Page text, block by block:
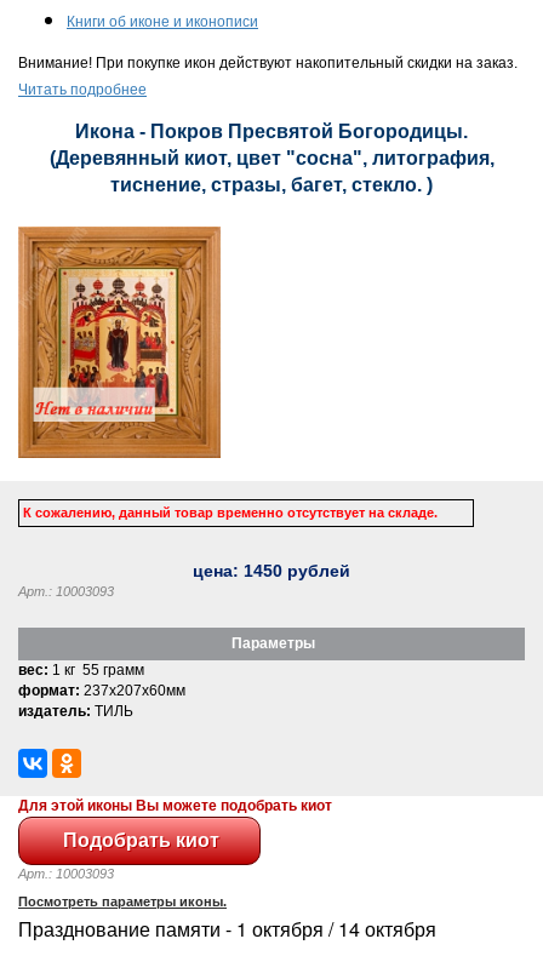
Книги об иконе и иконописи
Внимание! При покупке икон действуют накопительный скидки на заказ.
Читать подробнее
Икона - Покров Пресвятой Богородицы.
(Деревянный киот, цвет "сосна", литография,
тиснение, стразы, багет, стекло. )
К сожалению, данный товар временно отсутствует на складе.
цена: 1450 рублей
Арт.: 10003093
Параметры
вес: 1 кг 55 грамм
формат: 237x207x60мм
издатель: ТИЛЬ
Для этой иконы Вы можете подобрать киот
Арт.: 10003093
Посмотреть параметры иконы.
Празднование памяти - 1 октября / 14 октября